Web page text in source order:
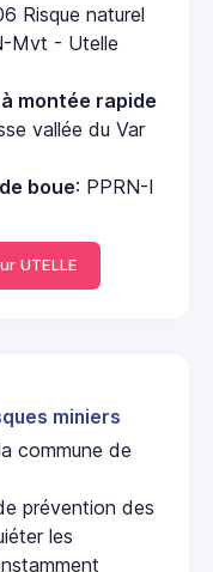
Risque naturel
Mvt - Utelle
montée rapide
vallée du Var
boue: PPRN-I
UTELLE
miniers
commune de
prévention des
les